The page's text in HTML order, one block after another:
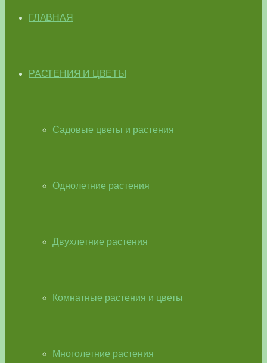
ГЛАВНАЯ
РАСТЕНИЯ И ЦВЕТЫ
Садовые цветы и растения
Однолетние растения
Двухлетние растения
Комнатные растения и цветы
Многолетние растения